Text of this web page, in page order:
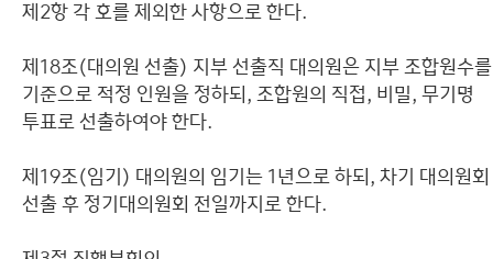
제2항 각 호를 제외한 사항으로 한다.
제18조(대의원 선출) 지부 선출직 대의원은 지부 조합원수를
기준으로 적정 인원을 정하되, 조합원의 직접, 비밀, 무기명
투표로 선출하여야 한다.
제19조(임기) 대의원의 임기는 1년으로 하되, 차기 대의원회
선출 후 정기대의원회 전일까지로 한다.